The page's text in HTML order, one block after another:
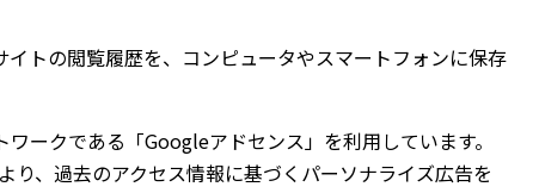
トの閲覧履歴を、コンピュータやスマートフォンに保存
ークである「Googleアドセンス」を利用しています。
、過去のアクセス情報に基づくパーソナライズ広告を